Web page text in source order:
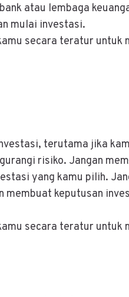
atau lembaga
mulai investasi.
secara teratur untuk
terutama jika
risiko. Jangan
yang kamu pilih.
membuat keputusan
secara teratur untuk